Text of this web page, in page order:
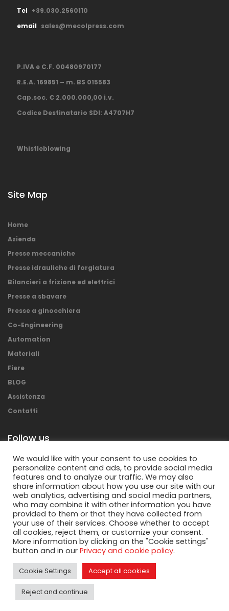
Tel +39.030.2560110
email sales@mecolpress.com
P.IVA e C.F. 00480970177
R.E.A. 169851 – m. BS 015583
Cap.soc. € 2.000.000,00 i.v.
Codice Destinatario SDI: A4707H7
Whistleblowing
Site Map
Home
Azienda
Presse meccaniche
Presse idrauliche di forgiatura
Bilancieri a frizione ed elettrici
Presse a sbavare
Presse a ginocchiera
Co-Engineering
Automation
Materiali
Fiere
BLOG
Assistenza
Contatti
Follow us
Copyright © 2018 Mecolpress S.p.a. – All rights
reserved.
Privacy Policy
We would like with your consent to use cookies to
personalize content and ads, to provide social media
features and to analyze our traffic. We may also
share information about how you use our site with our
web analytics, advertising and social media partners,
who may combine it with other information you have
provided to them or that they have collected from
your use of their services. Choose whether to accept
all cookies, reject them, or customize your consent.
More information by clicking on the "Cookie settings"
button and in our Privacy and cookie policy.
Cookie Settings Accept all cookies
Reject and continue